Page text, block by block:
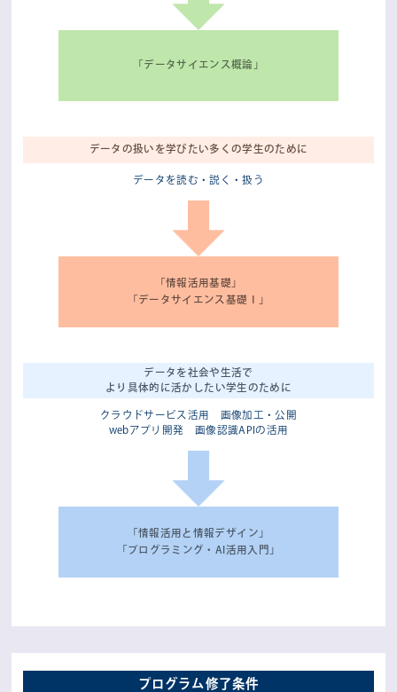
「データサイエンス概論」
データの扱いを学びたい多くの学生のために
データを読む・説く・扱う
「情報活用基礎」
「データサイエンス基礎Ⅰ」
データを社会や生活で
より具体的に活かしたい学生のために
クラウドサービス活用 画像加工・公開
webアプリ開発 画像認識APIの活用
「情報活用と情報デザイン」
「プログラミング・AI活用入門」
プログラム修了条件